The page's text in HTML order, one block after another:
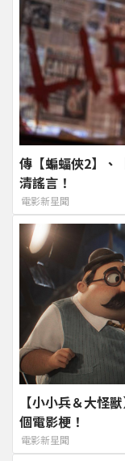
傳【蝙蝠俠2】、
清謠言！
電影新星聞
【小小兵＆大怪
個電影梗！
電影新星聞